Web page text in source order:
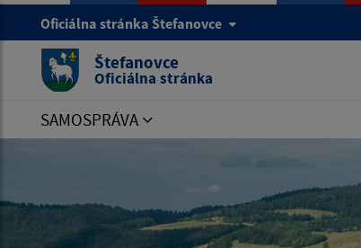
Oficiálna stránka Štefanovce
Štefanovce
Oficiálna stránka
SAMOSPRÁVA